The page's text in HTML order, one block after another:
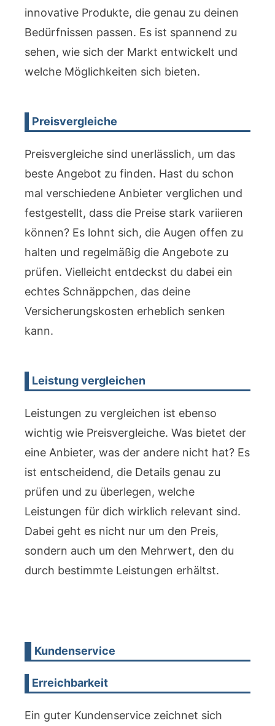
innovative Produkte, die genau zu deinen
Bedürfnissen passen. Es ist spannend zu
sehen, wie sich der Markt entwickelt und
welche Möglichkeiten sich bieten.
Preisvergleiche
Preisvergleiche sind unerlässlich, um das
beste Angebot zu finden. Hast du schon
mal verschiedene Anbieter verglichen und
festgestellt, dass die Preise stark variieren
können? Es lohnt sich, die Augen offen zu
halten und regelmäßig die Angebote zu
prüfen. Vielleicht entdeckst du dabei ein
echtes Schnäppchen, das deine
Versicherungskosten erheblich senken
kann.
Leistung vergleichen
Leistungen zu vergleichen ist ebenso
wichtig wie Preisvergleiche. Was bietet der
eine Anbieter, was der andere nicht hat? Es
ist entscheidend, die Details genau zu
prüfen und zu überlegen, welche
Leistungen für dich wirklich relevant sind.
Dabei geht es nicht nur um den Preis,
sondern auch um den Mehrwert, den du
durch bestimmte Leistungen erhältst.
Kundenservice
Erreichbarkeit
Ein guter Kundenservice zeichnet sich